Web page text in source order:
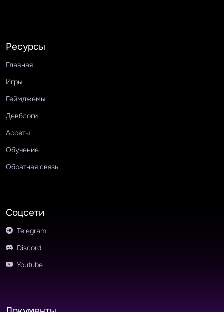
Ресурсы
Главная
Игры
Геймджемы
Девблоги
Ассеты
Обучение
Обратная связь
Соцсети
Telegram
Discord
Youtube